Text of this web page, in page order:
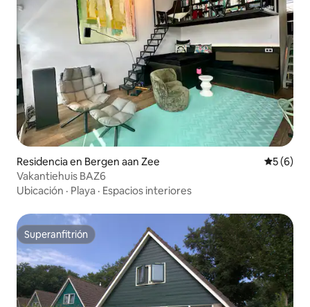
Residencia en Bergen aan Zee
5 (6)
Vakantiehuis BAZ6
Ubicación · Playa · Espacios interiores
Superanfitrión
Superanfitrión